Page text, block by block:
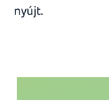
nyújt.